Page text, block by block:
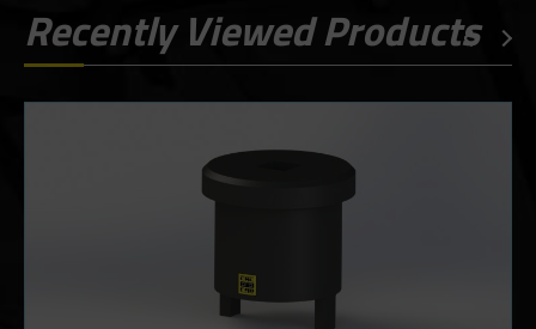
Recently Viewed Products